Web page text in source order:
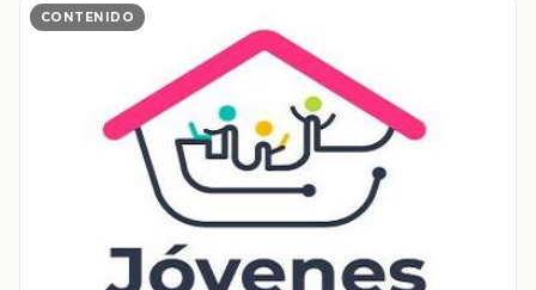
CONTENIDO